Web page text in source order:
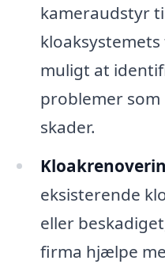
kameraudstyr
muligt at
problemer
skader.
eksisterende
eller
firma hjælpe